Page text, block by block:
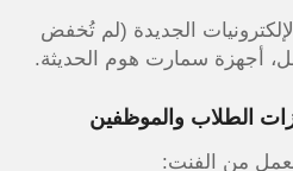
الجديدة (لم تُخفض
أجهزة سمارت هوم الحديثة.
الطلاب والموظفين
من الفنت: